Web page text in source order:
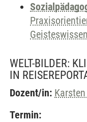
WELT-BILDER:
IN
Dozent/in:
Termin: